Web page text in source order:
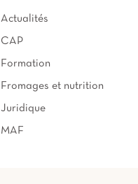
Actualités
CAP
Formation
Fromages et nutrition
Juridique
MAF